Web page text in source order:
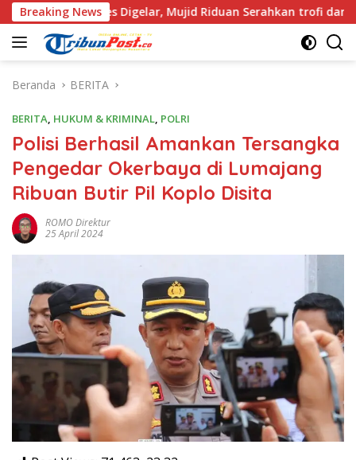
Langsung
ke
konten
Breaking News
Digelar, Mujid Riduan Serahkan trofi dan Hadiah Kepada
Beranda BERITA
BERITA, HUKUM & KRIMINAL, POLRI
Polisi Berhasil Amankan Tersangka
Pengedar Okerbaya di Lumajang
Ribuan Butir Pil Koplo Disita
ROMO Direktur
25 April 2024